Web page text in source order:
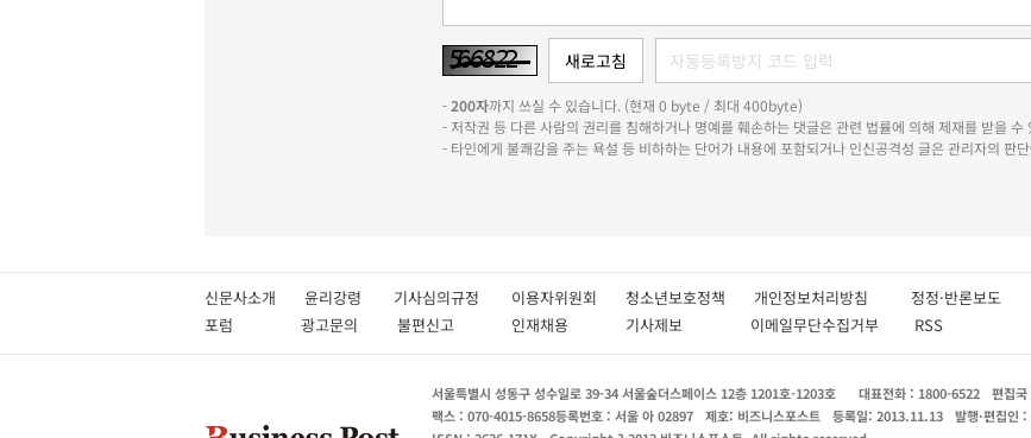
-200자까지 쓰실 수 있습니다. (현재 0 byte / 최대 400byte)
- 저작권 등 다른 사람의 권리를 침해하거나 명예를 훼손하는 댓글은 관련 법률에 의해 제재를 받을 수
- 타인에게 불쾌감을 주는 욕설 등 비하하는 단어가 내용에 포함되거나 인신공격성 글은 관리자의 판
신문사소개 윤리강령 기사심의규정 이용자위원회 청소년보호정책 개인정보처리방침 정정·반론보도
포럼
광고문의 불편신고 인재채용 기사제보 이메일무단수집거부 RSS
서울특별시 성동구 성수일로 39-34 서울숲더스페이스 12층 1201호-1203호 대표전화 : 1800-6522 편집
팩스 : 070-4015-8658등록번호 : 서울 아 02897 제호: 비즈니스포스트 등록일: 2013.11.13 발행·편집인